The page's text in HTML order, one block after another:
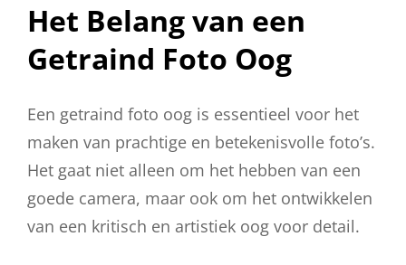
Het Belang van een
Getraind Foto Oog
Een getraind foto oog is essentieel voor het
maken van prachtige en betekenisvolle foto’s.
Het gaat niet alleen om het hebben van een
goede camera, maar ook om het ontwikkelen
van een kritisch en artistiek oog voor detail.